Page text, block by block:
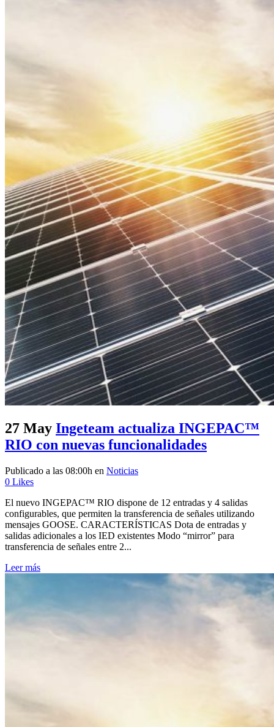
27 May Ingeteam actualiza INGEPAC™
RIO con nuevas funcionalidades
Publicado a las 08:00h en Noticias
0 Likes
El nuevo INGEPAC™ RIO dispone de 12 entradas y 4 salidas
configurables, que permiten la transferencia de señales utilizando
mensajes GOOSE. CARACTERÍSTICAS Dota de entradas y
salidas adicionales a los IED existentes Modo “mirror” para
transferencia de señales entre 2...
Leer más